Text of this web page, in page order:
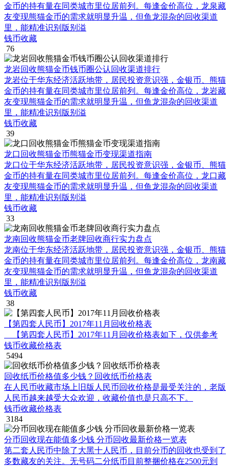
金币的持有量在同类城市里位居前列。每逢金价高位，龙泉藏
友变现熊猫金币的需求就明显升温，但鱼龙混杂的回收渠道
里，能精准识别版别溢
钱币收藏
76
龙岩回收熊猫金币钱币圈公认回收渠道排行
龙岩位于华东经济活跃地带，居民投资意识强，金银币、熊猫
金币的持有量在同类城市里位居前列。每逢金价高位，龙岩藏
友变现熊猫金币的需求就明显升温，但鱼龙混杂的回收渠道
里，能精准识别版别溢
钱币收藏
39
龙口回收熊猫金币熊猫金币变现渠道指南
龙口位于华东经济活跃地带，居民投资意识强，金银币、熊猫
金币的持有量在同类城市里位居前列。每逢金价高位，龙口藏
友变现熊猫金币的需求就明显升温，但鱼龙混杂的回收渠道
里，能精准识别版别溢
钱币收藏
33
龙南回收熊猫金币老牌回收商行实力盘点
龙南位于华东经济活跃地带，居民投资意识强，金银币、熊猫
金币的持有量在同类城市里位居前列。每逢金价高位，龙南藏
友变现熊猫金币的需求就明显升温，但鱼龙混杂的回收渠道
里，能精准识别版别溢
钱币收藏
38
【第四套人民币】2017年11月回收价格表
【第四套人民币】2017年11月回收价格表如下，仅供参考
钱币收藏价格表
5494
回收纸币价格值多少钱？回收纸币价格表
在人民币收藏市场上旧版人民币回收价格是最受关注的，老版
人民币越来越受大众欢迎，收藏价值也是只高不下。
钱币收藏价格表
3184
分币回收现在能值多少钱 分币回收最新价格一览表
第二套人民币中除了大黑十人民币，目前分币的回收也受到了
多数藏友的关注。无号码二分纸币目前整捆价格在2500元到